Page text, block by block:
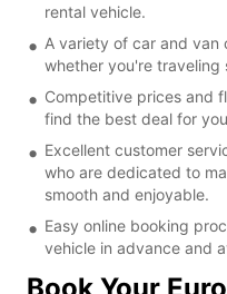
rental vehicle.
A variety of car and van
whether you're traveling
Competitive prices and
find the best deal for
Excellent customer
who are dedicated to
smooth and enjoyable.
Easy online booking
vehicle in advance and